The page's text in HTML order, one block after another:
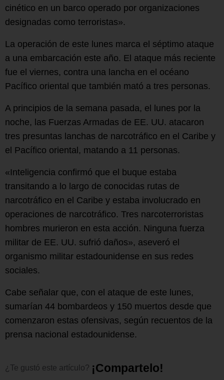
cinético en un barco operado por organizaciones
designadas como terroristas».
La operación de este lunes marca el séptimo ataque
a una embarcación este año. El ataque más reciente
fue el viernes, contra una lancha en el océano
Pacífico oriental que también mató a tres personas.
A principios de la semana pasada, el lunes por la
noche, las Fuerzas Armadas de EE. UU. atacaron
tres presuntas lanchas de narcotráfico en el Caribe y
el Pacífico oriental, matando a 11 personas.
«Inteligencia confirmó que el buque estaba
transitando a lo largo de conocidas rutas de
narcotráfico en el Caribe y estaba involucrado en
operaciones de narcotráfico. Tres narcoterroristas
hombres murieron en esta acción. Ninguna fuerza
militar de EE. UU. sufrió daños», aseveró el
organismo militar estadounidense en sus redes
sociales.
Cabe señalar que, con el ataque de este lunes,
sumarían 44 bombardeos y 150 muertos desde que
comenzaron estas ofensivas, según recuentos de la
prensa nacional estadounidense.
¿Te gustó este artículo? ¡Compartelo!